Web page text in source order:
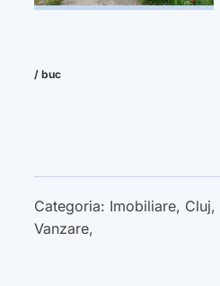
/ buc
Categoria: Imobiliare, Cluj,
Vanzare,